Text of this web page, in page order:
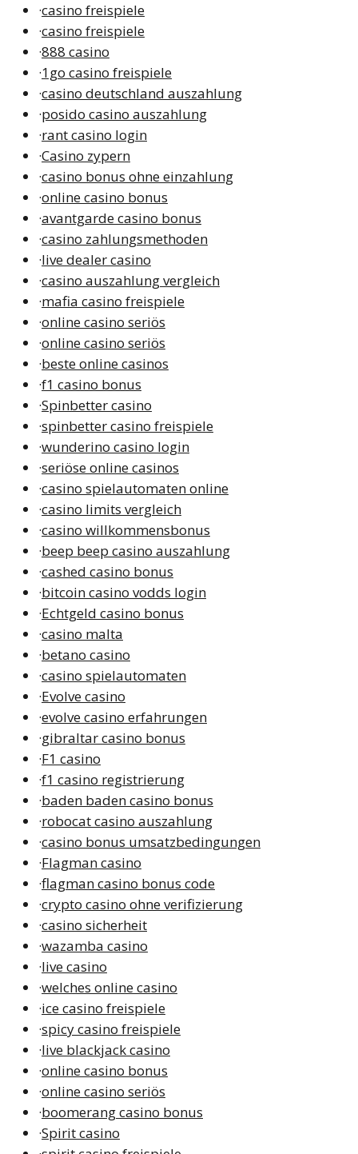
·casino freispiele
·casino freispiele
·888 casino
·1go casino freispiele
·casino deutschland auszahlung
·posido casino auszahlung
·rant casino login
·Casino zypern
·casino bonus ohne einzahlung
·online casino bonus
·avantgarde casino bonus
·casino zahlungsmethoden
·live dealer casino
·casino auszahlung vergleich
·mafia casino freispiele
·online casino seriös
·online casino seriös
·beste online casinos
·f1 casino bonus
·Spinbetter casino
·spinbetter casino freispiele
·wunderino casino login
·seriöse online casinos
·casino spielautomaten online
·casino limits vergleich
·casino willkommensbonus
·beep beep casino auszahlung
·cashed casino bonus
·bitcoin casino vodds login
·Echtgeld casino bonus
·casino malta
·betano casino
·casino spielautomaten
·Evolve casino
·evolve casino erfahrungen
·gibraltar casino bonus
·F1 casino
·f1 casino registrierung
·baden baden casino bonus
·robocat casino auszahlung
·casino bonus umsatzbedingungen
·Flagman casino
·flagman casino bonus code
·crypto casino ohne verifizierung
·casino sicherheit
·wazamba casino
·live casino
·welches online casino
·ice casino freispiele
·spicy casino freispiele
·live blackjack casino
·online casino bonus
·online casino seriös
·boomerang casino bonus
·Spirit casino